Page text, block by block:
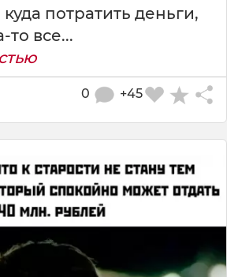
потратить деньги,
то все...
+45
0